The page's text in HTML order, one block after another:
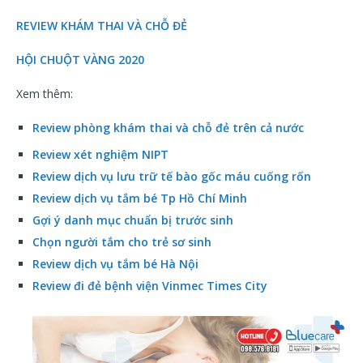
REVIEW KHÁM THAI VÀ CHỖ ĐẺ
HỘI CHUỘT VÀNG 2020
Xem thêm:
Review phòng khám thai và chỗ đẻ trên cả nước
Review xét nghiệm NIPT
Review dịch vụ lưu trữ tế bào gốc máu cuống rốn
Review dịch vụ tắm bé Tp Hồ Chí Minh
Gợi ý danh mục chuẩn bị trước sinh
Chọn người tắm cho trẻ sơ sinh
Review dịch vụ tắm bé Hà Nội
Review đi đẻ bệnh viện Vinmec Times City